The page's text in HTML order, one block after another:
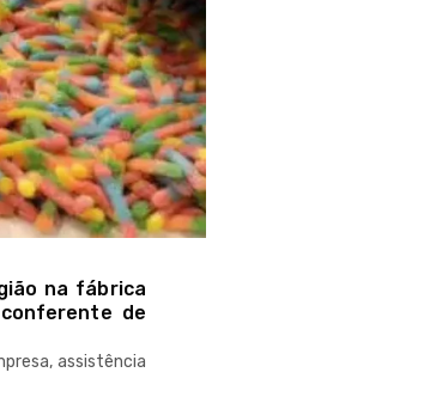
na fábrica
de
assistência